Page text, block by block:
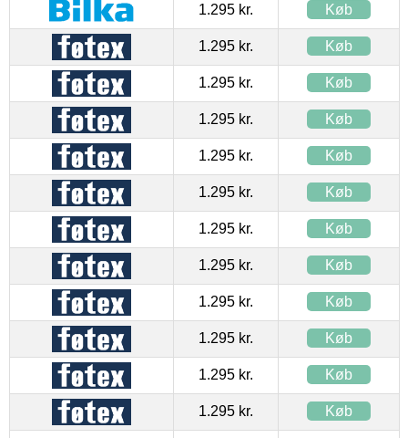
1.295 kr. Køb
1.295 kr. Køb
1.295 kr. Køb
1.295 kr. Køb
1.295 kr. Køb
1.295 kr. Køb
1.295 kr. Køb
1.295 kr. Køb
1.295 kr. Køb
1.295 kr. Køb
1.295 kr. Køb
1.295 kr. Køb